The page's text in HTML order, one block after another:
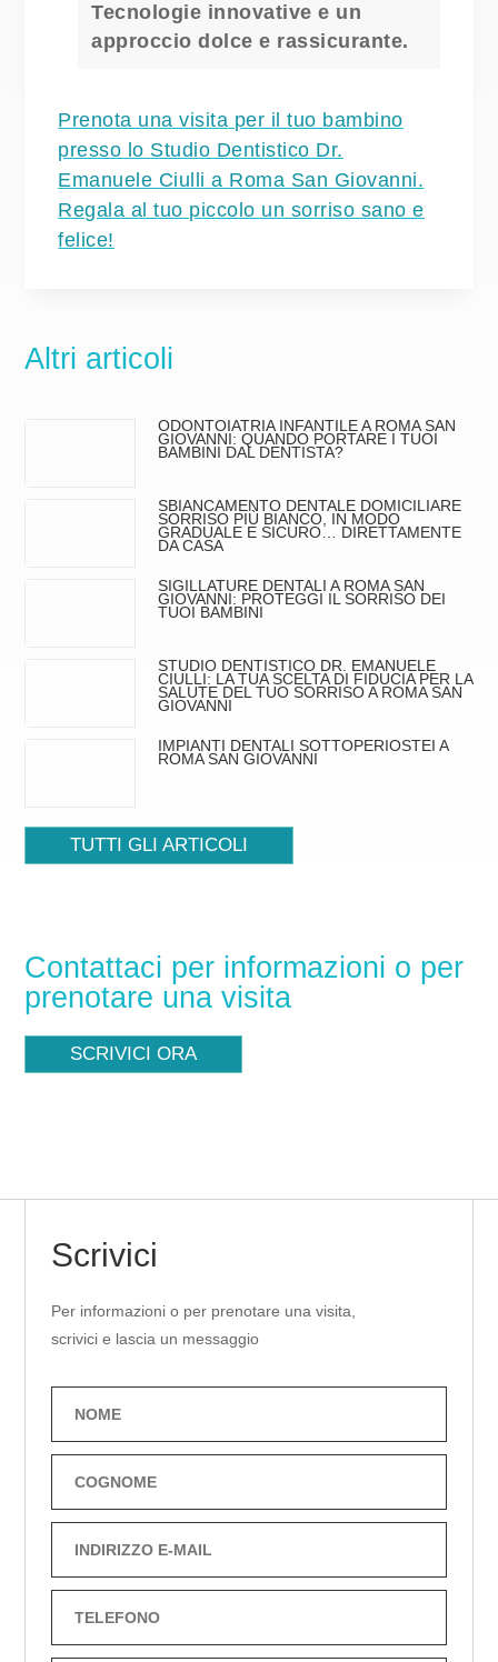
Tecnologie innovative e un
approccio dolce e rassicurante.
Prenota una visita per il tuo bambino
presso lo Studio Dentistico Dr.
Emanuele Ciulli a Roma San Giovanni.
Regala al tuo piccolo un sorriso sano e
felice!
Altri articoli
ODONTOIATRIA INFANTILE A ROMA SAN
GIOVANNI: QUANDO PORTARE I TUOI
BAMBINI DAL DENTISTA?
SBIANCAMENTO DENTALE DOMICILIARE
SORRISO PIÙ BIANCO, IN MODO
GRADUALE E SICURO… DIRETTAMENTE
DA CASA
SIGILLATURE DENTALI A ROMA SAN
GIOVANNI: PROTEGGI IL SORRISO DEI
TUOI BAMBINI
STUDIO DENTISTICO DR. EMANUELE
CIULLI: LA TUA SCELTA DI FIDUCIA PER LA
SALUTE DEL TUO SORRISO A ROMA SAN
GIOVANNI
IMPIANTI DENTALI SOTTOPERIOSTEI A
ROMA SAN GIOVANNI
TUTTI GLI ARTICOLI
Contattaci per informazioni o per
prenotare una visita
SCRIVICI ORA
Scrivici
Per informazioni o per prenotare una visita,
scrivici e lascia un messaggio